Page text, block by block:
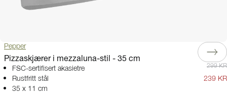
Pepper
Pizzaskjærer i mezzaluna-stil - 35 cm
FSC-sertifisert akasietre
Rustfritt stål
35 x 11 cm
299 KR
239 KR